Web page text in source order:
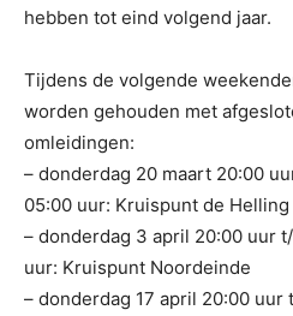
hebben tot eind volgend jaar.
Tijdens de volgende
worden gehouden met
omleidingen:
– donderdag 20 maart 20:00
05:00 uur: Kruispunt de Helling
– donderdag 3 april 20:00 uur
uur: Kruispunt Noordeinde
– donderdag 17 april 20:00 uur